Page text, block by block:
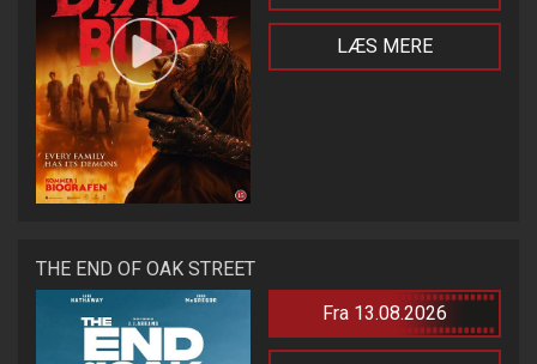
LÆS MERE
THE END OF OAK STREET
Fra 13.08.2026